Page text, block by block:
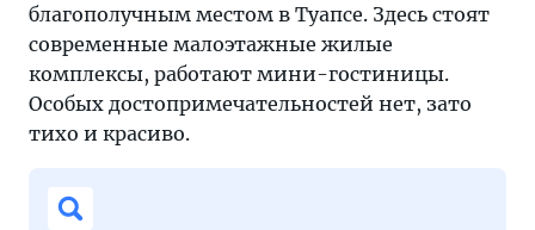
благополучным местом в Туапсе. Здесь стоят
современные малоэтажные жилые
комплексы, работают мини-гостиницы.
Особых достопримечательностей нет, зато
тихо и красиво.